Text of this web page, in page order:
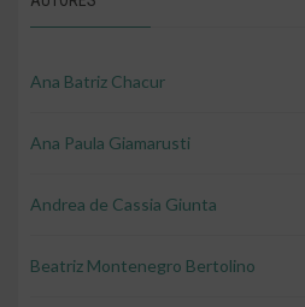
Ana Batriz Chacur
Ana Paula Giamarusti
Andrea de Cassia Giunta
Beatriz Montenegro Bertolino